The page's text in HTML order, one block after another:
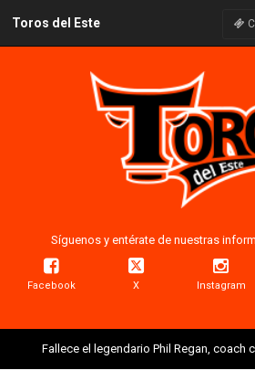
Toros del Este
Síguenos y entérate de nuestras
Facebook X Instagram
Fallece el legendario Phil Regan, coach